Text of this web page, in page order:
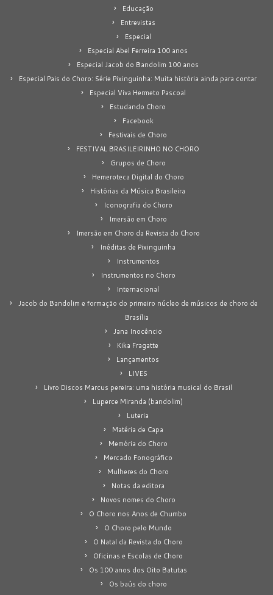
Educação
Entrevistas
Especial
Especial Abel Ferreira 100 anos
Especial Jacob do Bandolim 100 anos
Especial Pais do Choro: Série Pixinguinha: Muita história ainda para contar
Especial Viva Hermeto Pascoal
Estudando Choro
Facebook
Festivais de Choro
FESTIVAL BRASILEIRINHO NO CHORO
Grupos de Choro
Hemeroteca Digital do Choro
Histórias da Música Brasileira
Iconografia do Choro
Imersão em Choro
Imersão em Choro da Revista do Choro
Inéditas de Pixinguinha
Instrumentos
Instrumentos no Choro
Internacional
Jacob do Bandolim e formação do primeiro núcleo de músicos de choro de
Brasília
Jana Inocêncio
Kika Fragatte
Lançamentos
LIVES
Livro Discos Marcus pereira: uma história musical do Brasil
Luperce Miranda (bandolim)
Luteria
Matéria de Capa
Memória do Choro
Mercado Fonográfico
Mulheres do Choro
Notas da editora
Novos nomes do Choro
O Choro nos Anos de Chumbo
O Choro pelo Mundo
O Natal da Revista do Choro
Oficinas e Escolas de Choro
Os 100 anos dos Oito Batutas
Os baús do choro